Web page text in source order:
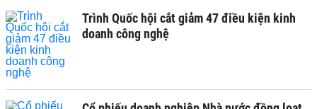
Trình Quốc hội cắt giảm 47 điều kiện kinh
doanh công nghệ